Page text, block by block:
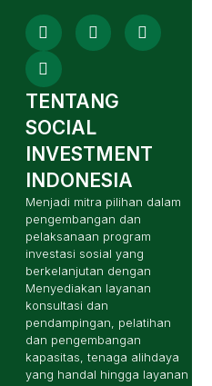
TENTANG
SOCIAL
INVESTMENT
INDONESIA
Menjadi mitra pilihan dalam
pengembangan dan
pelaksanaan program
investasi sosial yang
berkelanjutan dengan
Menyediakan layanan
konsultasi dan
pendampingan, pelatihan
dan pengembangan
kapasitas, tenaga alihdaya
yang handal hingga layanan